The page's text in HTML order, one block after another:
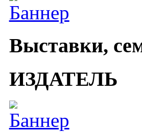
Выставки,
ИЗДАТЕЛЬ